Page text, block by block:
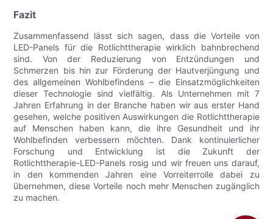
Fazit
Zusammenfassend lässt sich sagen, dass die Vorteile von
LED-Panels für die Rotlichttherapie wirklich bahnbrechend
sind. Von der Reduzierung von Entzündungen und
Schmerzen bis hin zur Förderung der Hautverjüngung und
des allgemeinen Wohlbefindens – die Einsatzmöglichkeiten
dieser Technologie sind vielfältig. Als Unternehmen mit 7
Jahren Erfahrung in der Branche haben wir aus erster Hand
gesehen, welche positiven Auswirkungen die Rotlichttherapie
auf Menschen haben kann, die ihre Gesundheit und ihr
Wohlbefinden verbessern möchten. Dank kontinuierlicher
Forschung und Entwicklung ist die Zukunft der
Rotlichttherapie-LED-Panels rosig und wir freuen uns darauf,
in den kommenden Jahren eine Vorreiterrolle dabei zu
übernehmen, diese Vorteile noch mehr Menschen zugänglich
zu machen.